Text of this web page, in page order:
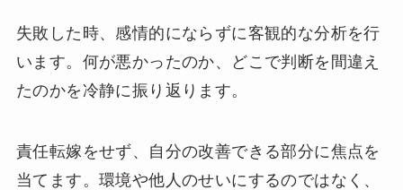
失敗した時、感情的にならずに客観的な分析を行
います。何が悪かったのか、どこで判断を間違え
たのかを冷静に振り返ります。
責任転嫁をせず、自分の改善できる部分に焦点を
当てます。環境や他人のせいにするのではなく、